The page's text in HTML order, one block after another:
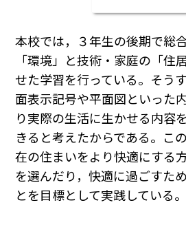
本校では，３年生の後期で総
「環境」と技術・家庭の「住
せた学習を行っている。そう
面表示記号や平面図といった
り実際の生活に生かせる内容
きると考えたからである。こ
在の住まいをより快適にする
を選んだり，快適に過ごすた
とを目標として実践している。